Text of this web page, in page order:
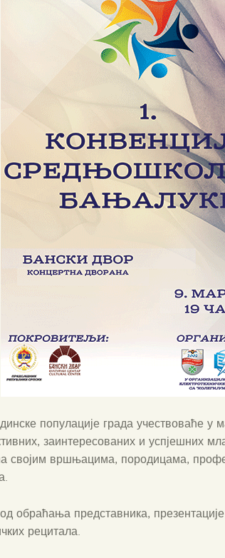
популације града учествоваће у
заинтересованих и успјешних
својим вршњацима, породицама,
обраћања представника,
рецитала.